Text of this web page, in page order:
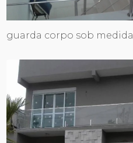
guarda corpo sob medida